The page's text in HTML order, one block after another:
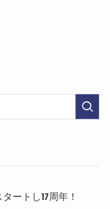
ートし17周年！